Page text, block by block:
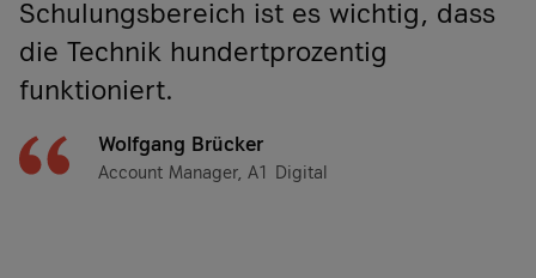
Schulungsbereich ist es wichtig, dass
die Technik hundertprozentig
funktioniert.
Wolfgang Brücker
Account Manager, A1 Digital